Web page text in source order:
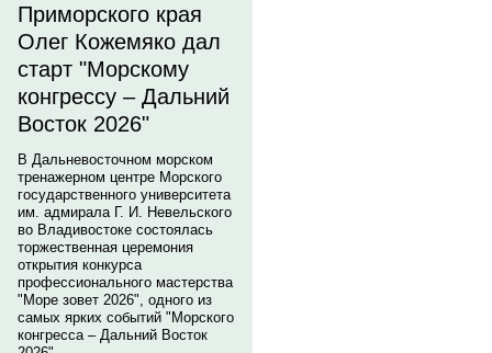
Приморского края
Олег Кожемяко дал
старт "Морскому
конгрессу – Дальний
Восток 2026"
В Дальневосточном морском
тренажерном центре Морского
государственного университета
им. адмирала Г. И. Невельского
во Владивостоке состоялась
торжественная церемония
открытия конкурса
профессионального мастерства
"Море зовет 2026", одного из
самых ярких событий "Морского
конгресса – Дальний Восток